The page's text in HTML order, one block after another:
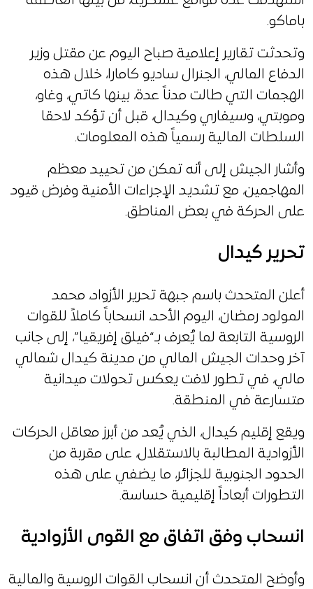
باماكو.
وتحدثت تقارير إعلامية صباح اليوم عن مقتل وزير
الدفاع المالي، الجنرال ساديو كامارا، خلال هذه
الهجمات التي طالت مدناً عدة، بينها كاتي، وغاو،
وموبتي، وسيفاري وكيدال، قبل أن تؤكد لاحقا
السلطات المالية رسمياً هذه المعلومات.
وأشار الجيش إلى أنه تمكن من تحييد معظم
المهاجمين، مع تشديد الإجراءات الأمنية وفرض قيود
على الحركة في بعض المناطق.
تحرير كيدال
أعلن المتحدث باسم جبهة تحرير الأزواد، محمد
المولود رمضان، اليوم الأحد، انسحاباً كاملاً للقوات
الروسية التابعة لما يُعرف بـ“فيلق إفريقيا”، إلى جانب
آخر وحدات الجيش المالي من مدينة كيدال شمالي
مالي، في تطور لافت يعكس تحولات ميدانية
متسارعة في المنطقة.
ويقع إقليم كيدال، الذي يُعد من أبرز معاقل الحركات
الأزوادية المطالبة بالاستقلال، على مقربة من
الحدود الجنوبية للجزائر، ما يضفي على هذه
التطورات أبعاداً إقليمية حساسة.
انسحاب وفق اتفاق مع القوى الأزوادية
وأوضح المتحدث أن انسحاب القوات الروسية والمالية